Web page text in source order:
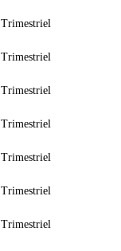
Trimestriel
Trimestriel
Trimestriel
Trimestriel
Trimestriel
Trimestriel
Trimestriel